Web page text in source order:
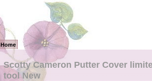
Home
Scotty Cameron Putter Cover
tool New